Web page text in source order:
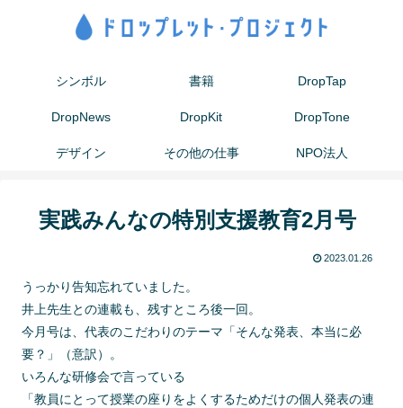
シンボル 書籍 DropTap
DropNews DropKit DropTone
デザイン その他の仕事 NPO法人
実践みんなの特別支援教育2月号
2023.01.26
うっかり告知忘れていました。
井上先生との連載も、残すところ後一回。
今月号は、代表のこだわりのテーマ「そんな発表、本当に必
要？」（意訳）。
いろんな研修会で言っている
「教員にとって授業の座りをよくするためだけの個人発表の連